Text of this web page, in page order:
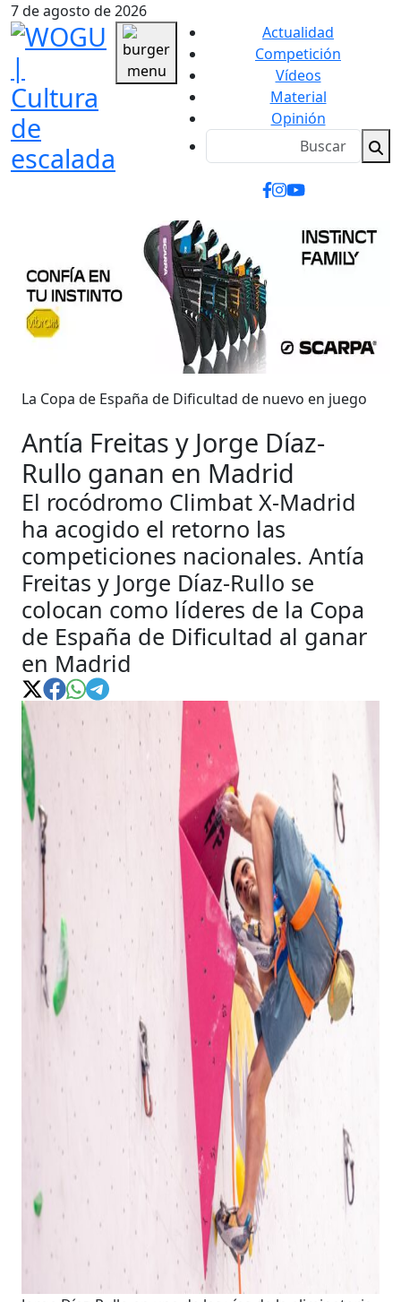
7 de agosto de 2026
Actualidad
Competición
Vídeos
Material
Opinión
La Copa de España de Dificultad de nuevo en juego
Antía Freitas y Jorge Díaz-
Rullo ganan en Madrid
El rocódromo Climbat X-Madrid
ha acogido el retorno las
competiciones nacionales. Antía
Freitas y Jorge Díaz-Rullo se
colocan como líderes de la Copa
de España de Dificultad al ganar
en Madrid